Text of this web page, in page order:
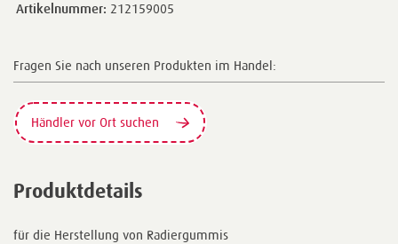
Artikelnummer: 212159005
Fragen Sie nach unseren Produkten im Handel:
Händler vor Ort suchen
Produktdetails
für die Herstellung von Radiergummis